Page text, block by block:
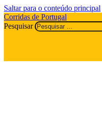
Saltar para o conteúdo principal
Corridas de Portugal
Pesquisar